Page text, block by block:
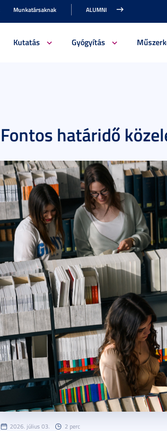
Munkatársaknak ALUMNI
Kutatás Gyógyítás
Fontos határidő
2026. július 03. 2 perc